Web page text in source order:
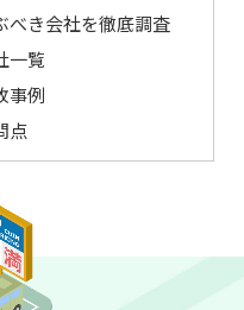
べき会社を徹底調査
一覧
事例
点